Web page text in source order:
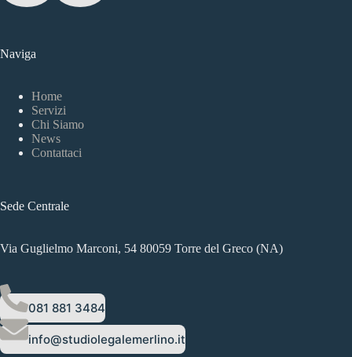
Naviga
Home
Servizi
Chi Siamo
News
Contattaci
Sede Centrale
Via Guglielmo Marconi, 54 80059 Torre del Greco (NA)
081 881 3484
info@studiolegalemerlino.it